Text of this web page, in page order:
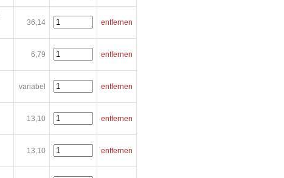
36,14 entfernen
6,79 entfernen
variabel entfernen
13,10 entfernen
13,10 entfernen